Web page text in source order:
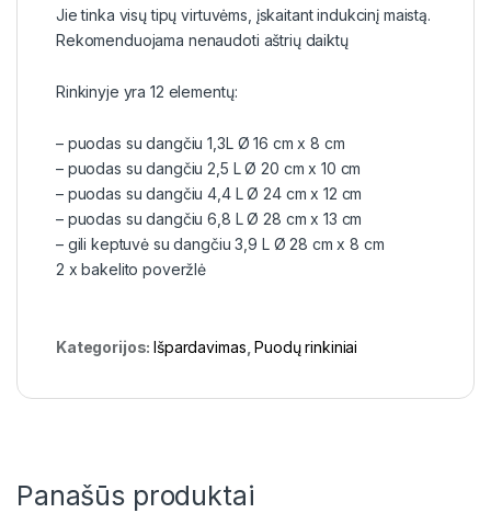
Jie tinka visų tipų virtuvėms, įskaitant indukcinį maistą.
Rekomenduojama nenaudoti aštrių daiktų
Rinkinyje yra 12 elementų:
– puodas su dangčiu 1,3L Ø 16 cm x 8 cm
– puodas su dangčiu 2,5 L Ø 20 cm x 10 cm
– puodas su dangčiu 4,4 L Ø 24 cm x 12 cm
– puodas su dangčiu 6,8 L Ø 28 cm x 13 cm
– gili keptuvė su dangčiu 3,9 L Ø 28 cm x 8 cm
2 x bakelito poveržlė
Kategorijos:Išpardavimas ,Puodų rinkiniai
Panašūs produktai